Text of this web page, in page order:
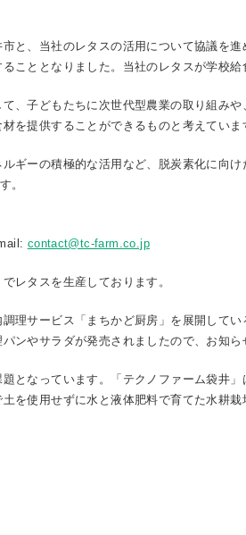
と、当社のレタスの活用について協議を
こととなりました。当社のレタスが学校
、子どもたちに次世代型農業の取り組み
を提供することができるものと考えていま
ギーの積極的な活用など、脱炭素化に向
。
contact@tc-farm.co.jp
レタスを生産しております。
理サービス「まちかど厨房」を展開して
ンやサラダが発売されましたので、お知ら
となっています。「テクノファーム袋井
を使用せずに水と液体肥料で育てた水耕